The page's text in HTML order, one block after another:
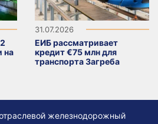
на
31.07.2026
ЕИБ рассматривает
кредит €75 млн для
транспорта Загреба
железнодорожный